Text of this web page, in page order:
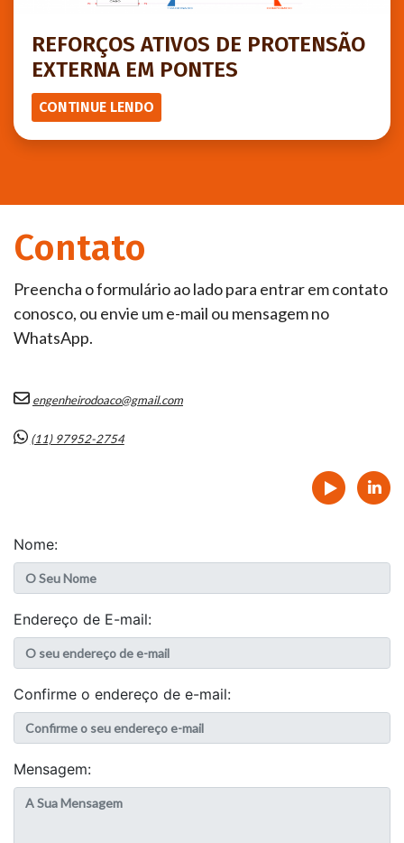
REFORÇOS ATIVOS DE PROTENSÃO
EXTERNA EM PONTES
CONTINUE LENDO
Contato
Preencha o formulário ao lado para entrar em contato
conosco, ou envie um e-mail ou mensagem no
WhatsApp.
engenheirodoaco@gmail.com
(11) 97952-2754
Nome:
Endereço de E-mail:
Confirme o endereço de e-mail:
Mensagem: